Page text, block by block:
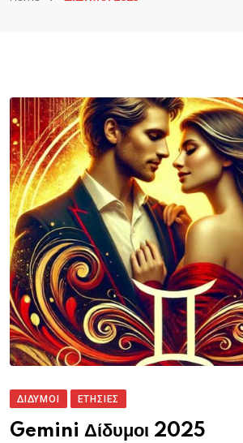
ΔΙΔΥΜΟΙ ΕΤΗΣΙΕΣ
Gemini Δίδυμοι 2025